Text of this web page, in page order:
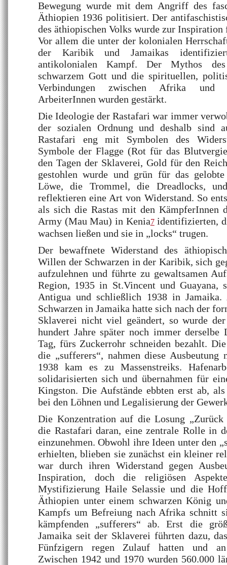
Bewegung wurde mit dem Angriff des
Äthiopien 1936 politisiert. Der
des äthiopischen Volks wurde zur
Vor allem die unter der kolonialen
der Karibik und Jamaikas
antikolonialen Kampf. Der Mythos
schwarzem Gott und die spirituellen,
Verbindungen zwischen Afrika und
ArbeiterInnen wurden gestärkt.
Die Ideologie der Rastafari war immer
der sozialen Ordnung und deshalb sind
Rastafari eng mit Symbolen des
Symbole der Flagge (Rot für das
den Tagen der Sklaverei, Gold für den
gestohlen wurde und grün für das
Löwe, die Trommel, die Dreadlocks,
reflektieren eine Art von Widerstand. So
als sich die Rastas mit den KämpferInnen
Army (Mau Mau) in Kenia7identifizierten,
wachsen ließen und sie in „locks“ trugen.
Der bewaffnete Widerstand des
Willen der Schwarzen in der Karibik, sich
aufzulehnen und führte zu gewaltsamen
Region, 1935 in St.Vincent und Guayana,
Antigua und schließlich 1938 in
Schwarzen in Jamaika hatte sich nach der
Sklaverei nicht viel geändert, so wurde
hundert Jahre später noch immer
Tag, fürs Zuckerrohr schneiden bezahlt.
die „sufferers“, nahmen diese
1938 kam es zu Massenstreiks.
solidarisierten sich und übernahmen für
Kingston. Die Aufstände ebbten erst ab, als
bei den Löhnen und Legalisierung der
Die Konzentration auf die Losung
die Rastafari daran, eine zentrale Rolle in
einzunehmen. Obwohl ihre Ideen unter den
erhielten, blieben sie zunächst ein kleiner
war durch ihren Widerstand gegen
Inspiration, doch die religiösen
Mystifizierung Haile Selassie und die
Äthiopien unter einem schwarzen König
Kampfs um Befreiung nach Afrika schnitt
kämpfenden „sufferers“ ab. Erst die
Jamaika seit der Sklaverei führten dazu,
Fünfzigern regen Zulauf hatten und an
Zwischen 1942 und 1970 wurden 560.000